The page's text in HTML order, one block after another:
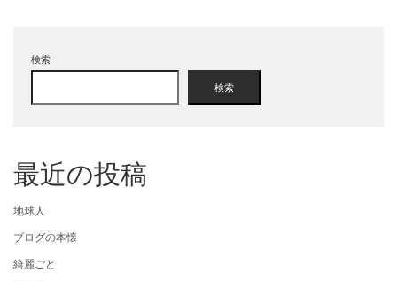
検索
検索
最近の投稿
地球人
ブログの本懐
綺麗ごと